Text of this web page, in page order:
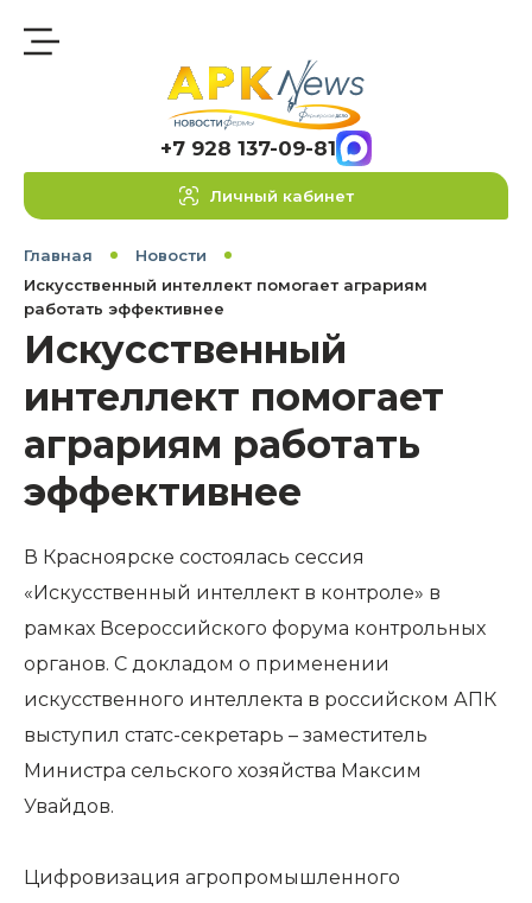
+7 928 137-09-81
Личный кабинет
Главная
Новости
Искусственный интеллект помогает аграриям
работать эффективнее
Искусственный
интеллект помогает
аграриям работать
эффективнее
В Красноярске состоялась сессия
«Искусственный интеллект в контроле» в
рамках Всероссийского форума контрольных
органов. С докладом о применении
искусственного интеллекта в российском АПК
выступил статс-секретарь – заместитель
Министра сельского хозяйства Максим
Увайдов.
Цифровизация агропромышленного